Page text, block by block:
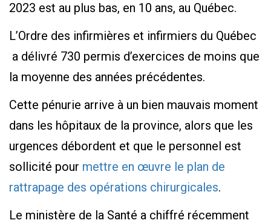
2023 est au plus bas, en 10 ans, au Québec.
L’Ordre des infirmières et infirmiers du Québec
a délivré 730 permis d’exercices de moins que
la moyenne des années précédentes.
Cette pénurie arrive à un bien mauvais moment
dans les hôpitaux de la province, alors que les
urgences débordent et que le personnel est
sollicité pour mettre en œuvre le plan de
rattrapage des opérations chirurgicales.
Le ministère de la Santé a chiffré récemment